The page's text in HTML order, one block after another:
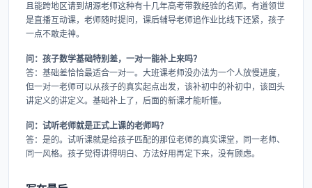
且能跨地区请到胡源老师这种有十几年高考带教经验的名师。有道领世
是直播互动课，老师随时提问，课后辅导老师追作业比线下还紧，孩子
一点不敢走神。
问：孩子数学基础特别差，一对一能补上来吗？
答：基础差恰恰最适合一对一。大班课老师没办法为一个人放慢进度，
但一对一老师可以从孩子的真实起点出发，该补初中的补初中，该回头
讲定义的讲定义。基础补上了，后面的新课才能听懂。
问：试听老师就是正式上课的老师吗？
答：是的。试听课就是给孩子匹配的那位老师的真实课堂，同一老师、
同一风格。孩子觉得讲得明白、方法好用再定下来，没有顾虑。